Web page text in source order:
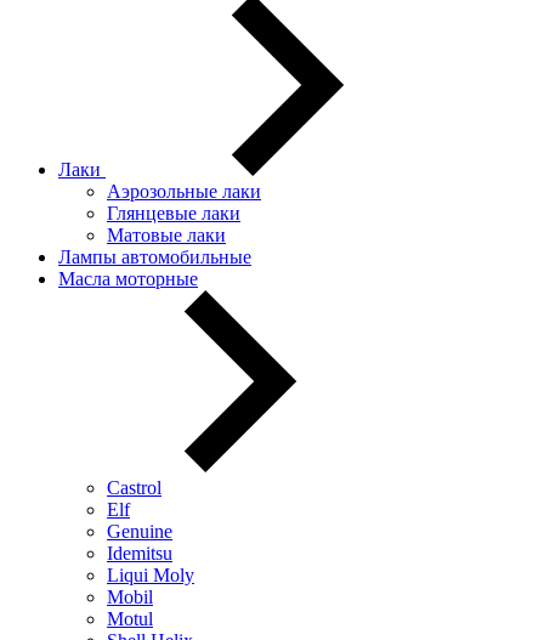
Лаки
Аэрозольные лаки
Глянцевые лаки
Матовые лаки
Лампы автомобильные
Масла моторные
Castrol
Elf
Genuine
Idemitsu
Liqui Moly
Mobil
Motul